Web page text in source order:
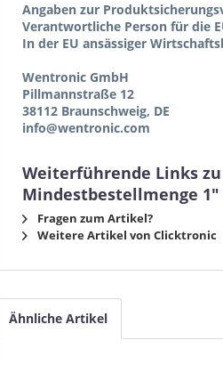
Angaben zur
Verantwortliche Person für die
In der EU ansässiger
Wentronic GmbH
Pillmannstraße 12
38112 Braunschweig, DE
info@wentronic.com
Weiterführende Links zu
Mindestbestellmenge 1"
Fragen zum Artikel?
Weitere Artikel von Clicktronic
Ähnliche Artikel